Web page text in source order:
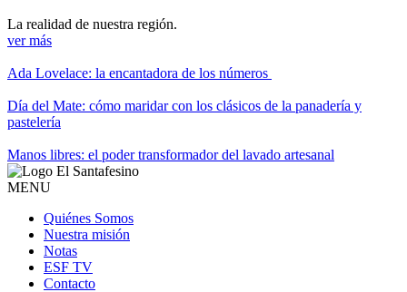
La realidad de nuestra región.
ver más
Ada Lovelace: la encantadora de los números
Día del Mate: cómo maridar con los clásicos de la panadería y
pastelería
Manos libres: el poder transformador del lavado artesanal
MENU
Quiénes Somos
Nuestra misión
Notas
ESF TV
Contacto